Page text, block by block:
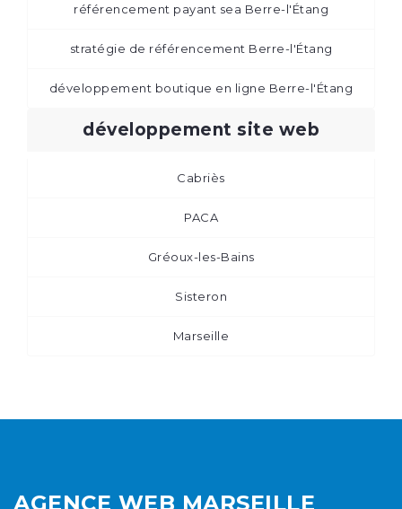
référencement payant sea Berre-l'Étang
stratégie de référencement Berre-l'Étang
développement boutique en ligne Berre-l'Étang
développement site web
Cabriès
PACA
Gréoux-les-Bains
Sisteron
Marseille
AGENCE WEB MARSEILLE